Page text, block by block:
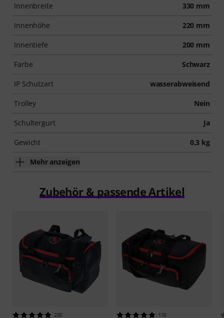
Innenbreite 330 mm
Innenhöhe 220 mm
Innentiefe 200 mm
Farbe Schwarz
IP Schutzart wasserabweisend
Trolley Nein
Schultergurt Ja
Gewicht 0,3 kg
Mehr anzeigen
Zubehör & passende Artikel
280 118